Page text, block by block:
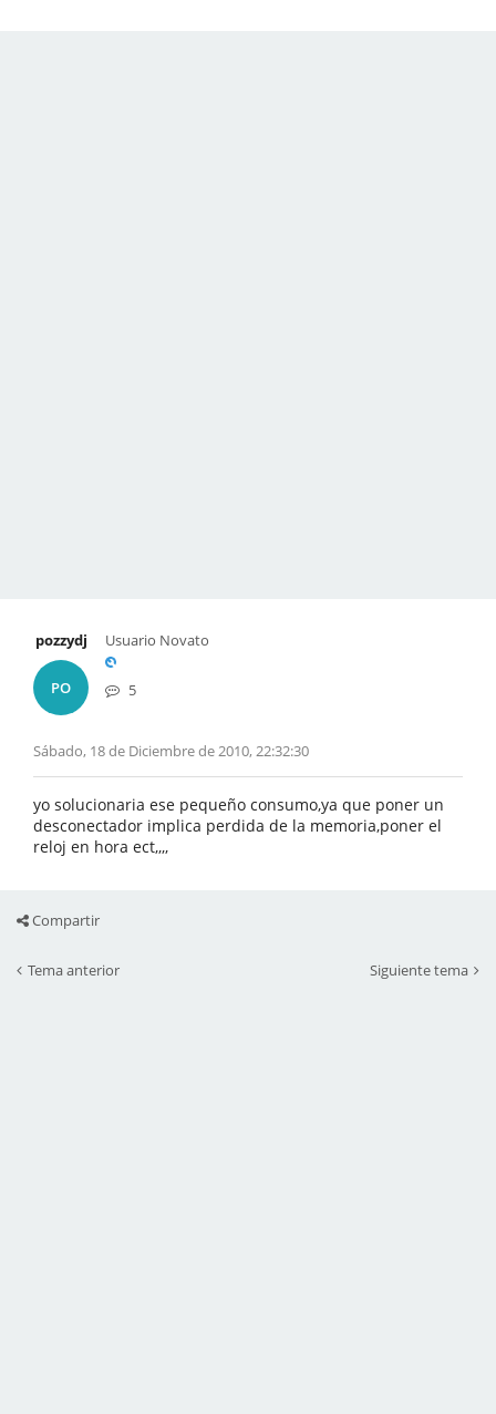
pozzydj
PO
Usuario Novato
5
Sábado, 18 de Diciembre de 2010, 22:32:30
yo solucionaria ese pequeño consumo,ya que poner un
desconectador implica perdida de la memoria,poner el
reloj en hora ect,,,,
Compartir
Tema anterior Siguiente tema